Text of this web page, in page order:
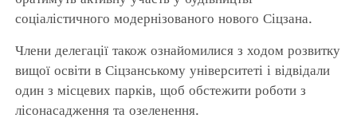
соціалістичного модернізованого нового Сіцзана.
Члени делегації також ознайомилися з ходом розвитку
вищої освіти в Сіцзанському університеті і відвідали
один з місцевих парків, щоб обстежити роботи з
лісонасадження та озеленення.